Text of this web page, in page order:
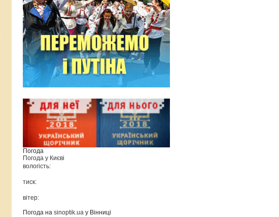
Погода
Погода у Києві
вологість:
тиск:
вітер:
Погода наsinoptik.ua у Вінниці